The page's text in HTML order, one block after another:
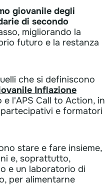
giovanile degli
di secondo
migliorando la
futuro e la restanza
che si definiscono
Inflazione
l'APS Call to Action, in
e formatori
stare e fare insieme,
e, soprattutto,
e un laboratorio di
per alimentarne